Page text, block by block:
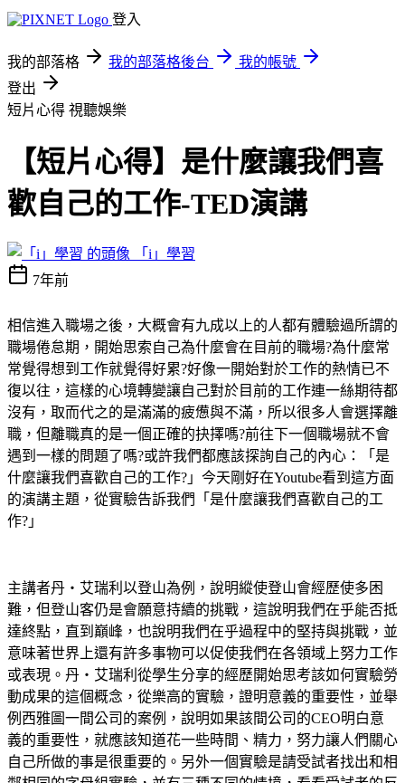
登入
我的部落格 我的部落格後台
我的帳號
登出
短片心得 視聽娛樂
【短片心得】是什麼讓我們喜
歡自己的工作-TED演講
「i」學習
7年前
相信進入職場之後，大概會有九成以上的人都有體驗過所謂的
職場倦怠期，開始思索自己為什麼會在目前的職場?為什麼常
常覺得想到工作就覺得好累?好像一開始對於工作的熱情已不
復以往，這樣的心境轉變讓自己對於目前的工作連一絲期待都
沒有，取而代之的是滿滿的疲憊與不滿，所以很多人會選擇離
職，但離職真的是一個正確的抉擇嗎?前往下一個職場就不會
遇到一樣的問題了嗎?或許我們都應該探詢自己的內心：「是
什麼讓我們喜歡自己的工作?」今天剛好在Youtube看到這方面
的演講主題，從實驗告訴我們「是什麼讓我們喜歡自己的工
作?」
主講者丹‧艾瑞利以登山為例，說明縱使登山會經歷使多困
難，但登山客仍是會願意持續的挑戰，這說明我們在乎能否抵
達終點，直到巔峰，也說明我們在乎過程中的堅持與挑戰，並
意味著世界上還有許多事物可以促使我們在各領域上努力工作
或表現。丹‧艾瑞利從學生分享的經歷開始思考該如何實驗勞
動成果的這個概念，從樂高的實驗，證明意義的重要性，並舉
例西雅圖一間公司的案例，說明如果該間公司的CEO明白意
義的重要性，就應該知道花一些時間、精力，努力讓人們關心
自己所做的事是很重要的。另外一個實驗是請受試者找出和相